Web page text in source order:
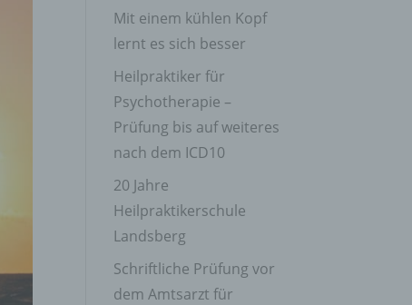
Mit einem kühlen Kopf
lernt es sich besser
Heilpraktiker für
Psychotherapie –
Prüfung bis auf weiteres
nach dem ICD10
20 Jahre
Heilpraktikerschule
Landsberg
Schriftliche Prüfung vor
dem Amtsarzt für